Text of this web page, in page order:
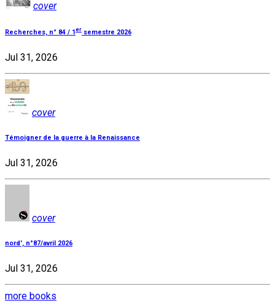
cover
Recherches, n° 84 / 1 er semestre 2026
Jul 31, 2026
cover
Témoigner de la guerre à la Renaissance
Jul 31, 2026
cover
nord', n°87/avril 2026
Jul 31, 2026
more books